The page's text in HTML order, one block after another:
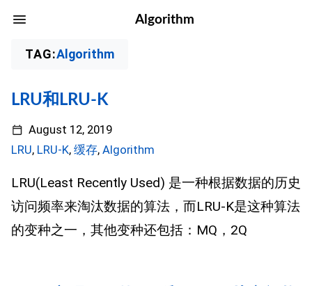
Algorithm
TAG:Algorithm
LRU和LRU-K
August 12, 2019
LRU, LRU-K, 缓存, Algorithm
LRU(Least Recently Used) 是一种根据数据的历史
访问频率来淘汰数据的算法，而LRU-K是这种算法
的变种之一，其他变种还包括：MQ，2Q